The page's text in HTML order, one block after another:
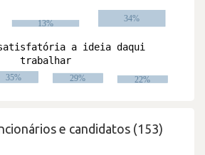
e candidatos (153)